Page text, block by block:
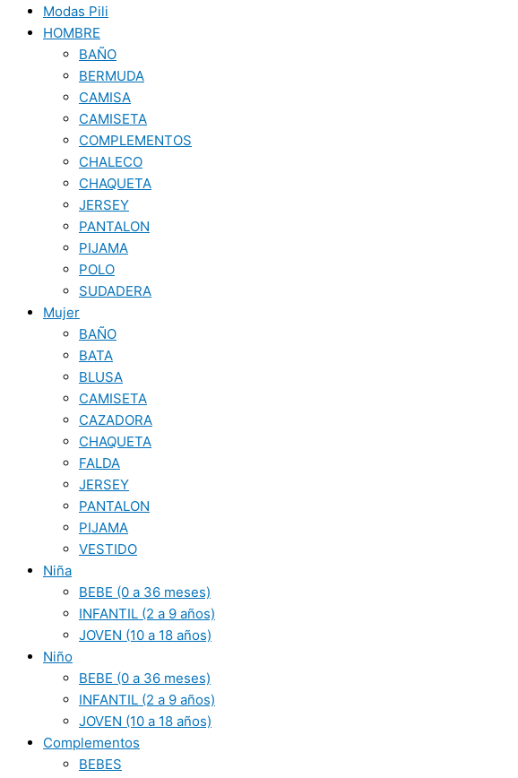
Modas Pili
HOMBRE
BAÑO
BERMUDA
CAMISA
CAMISETA
COMPLEMENTOS
CHALECO
CHAQUETA
JERSEY
PANTALON
PIJAMA
POLO
SUDADERA
Mujer
BAÑO
BATA
BLUSA
CAMISETA
CAZADORA
CHAQUETA
FALDA
JERSEY
PANTALON
PIJAMA
VESTIDO
Niña
BEBE (0 a 36 meses)
INFANTIL (2 a 9 años)
JOVEN (10 a 18 años)
Niño
BEBE (0 a 36 meses)
INFANTIL (2 a 9 años)
JOVEN (10 a 18 años)
Complementos
BEBES